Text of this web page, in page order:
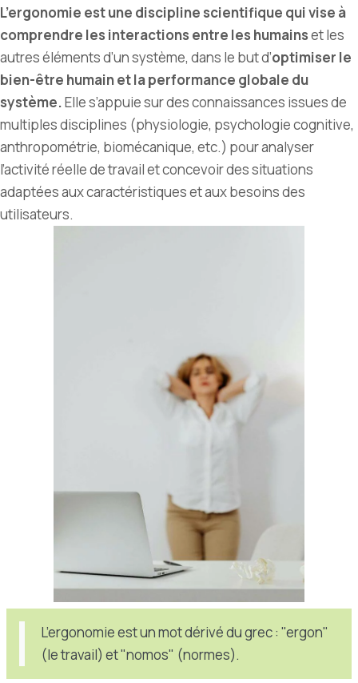
L’ergonomie est une discipline scientifique qui vise à
comprendre les interactions entre les humainset les
autres éléments d’un système, dans le but d’optimiser le
bien-être humain et la performance globale du
système.Elle s’appuie sur des connaissances issues de
multiples disciplines (physiologie, psychologie cognitive,
anthropométrie, biomécanique, etc.) pour analyser
l’activité réelle de travail et concevoir des situations
adaptées aux caractéristiques et aux besoins des
utilisateurs.
L’ergonomie est un mot dérivé du grec : "ergon"
(le travail) et "nomos" (normes).